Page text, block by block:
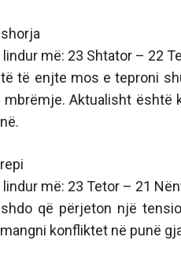
lindur më: 23 Shtator – 22
të enjte mos e teproni
mbrëmje. Aktualisht është
lindur më: 23 Tetor – 21
që përjeton një
konfliktet në punë